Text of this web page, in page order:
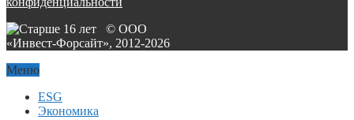
© ООО
«Инвест-Форсайт», 2012-2026
Меню
ESG
Экономика